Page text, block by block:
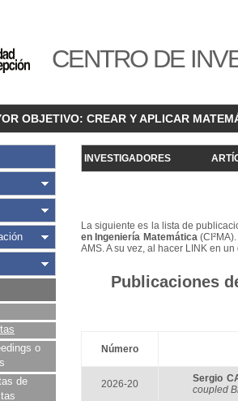
CENTRO DE
OBJETIVO: CREAR Y APLICAR
o
de
INVESTIGADORES
La siguiente es la lista de
en Ingeniería Matemática
AMS. A su vez, al hacer LINK en
Publicaciones
Número
2026-20 Sergio
coupled